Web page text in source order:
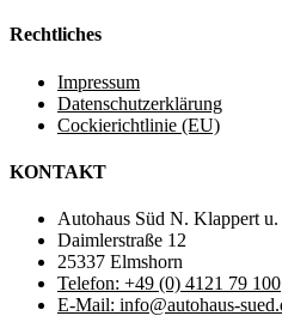
Rechtliches
Impressum
Datenschutzerklärung
Cockierichtlinie (EU)
KONTAKT
Autohaus Süd N. Klappert
Daimlerstraße 12
25337 Elmshorn
Telefon: +49 (0) 4121 79 100
E-Mail: info@autohaus-